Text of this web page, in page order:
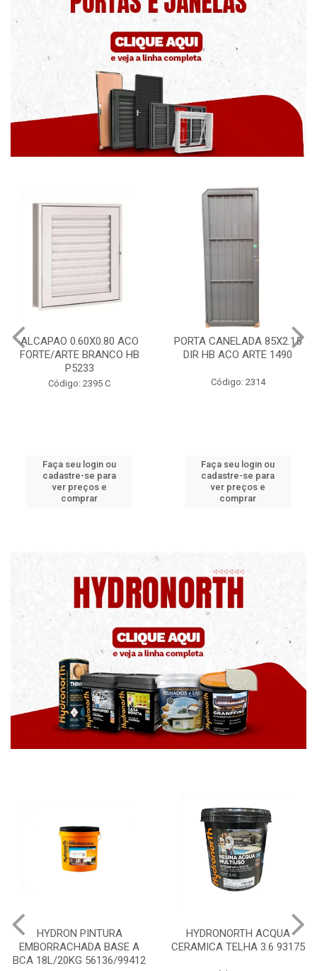
PORTA CANELADA 85X2.15
DIR HB ACO ARTE 1490
Código: 2314
Faça seu login ou
cadastre-se para
ver preços e
comprar
PORTA LAMINADA 60X215
DIR POP/MIX HB
Código: 2340
Faça seu login ou
cadastre-se para
ver preços e
comprar
PINTURA
BASE A
56136/99412
HYDRONORTH ACQUA
CERAMICA TELHA 3.6 93175
PEDRAS